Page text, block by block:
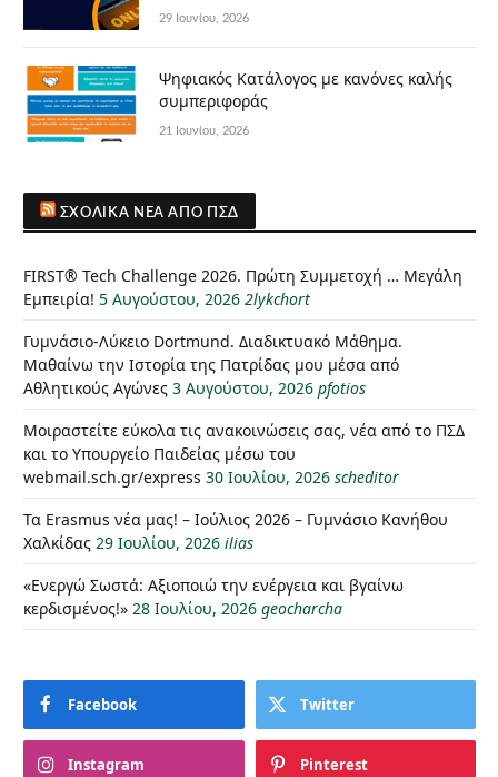
29 Ιουνίου, 2026
Ψηφιακός Κατάλογος με κανόνες καλής
συμπεριφοράς
21 Ιουνίου, 2026
ΣΧΟΛΙΚΆ ΝΈΑ ΑΠΌ ΠΣΔ
FIRST® Tech Challenge 2026. Πρώτη Συμμετοχή … Μεγάλη
Εμπειρία! 5 Αυγούστου, 2026 2lykchort
Γυμνάσιο-Λύκειο Dortmund. Διαδικτυακό Μάθημα.
Μαθαίνω την Ιστορία της Πατρίδας μου μέσα από
Αθλητικούς Αγώνες 3 Αυγούστου, 2026 pfotios
Μοιραστείτε εύκολα τις ανακοινώσεις σας, νέα από το ΠΣΔ
και το Υπουργείο Παιδείας μέσω του
webmail.sch.gr/express 30 Ιουλίου, 2026 scheditor
Τα Erasmus νέα μας! – Ιούλιος 2026 – Γυμνάσιο Κανήθου
Χαλκίδας 29 Ιουλίου, 2026 ilias
«Ενεργώ Σωστά: Αξιοποιώ την ενέργεια και βγαίνω
κερδισμένος!» 28 Ιουλίου, 2026 geocharcha
Facebook Twitter
Instagram Pinterest